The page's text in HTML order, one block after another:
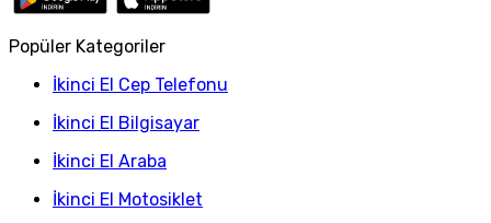
Popüler Kategoriler
İkinci El Cep Telefonu
İkinci El Bilgisayar
İkinci El Araba
İkinci El Motosiklet